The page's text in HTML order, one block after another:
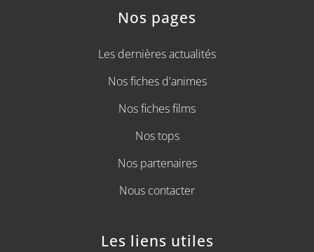
Nos pages
Les dernières actualités
Nos fiches d'animes
Nos fiches films
Nos tops
Nos partenaires
Nous contacter
Les liens utiles